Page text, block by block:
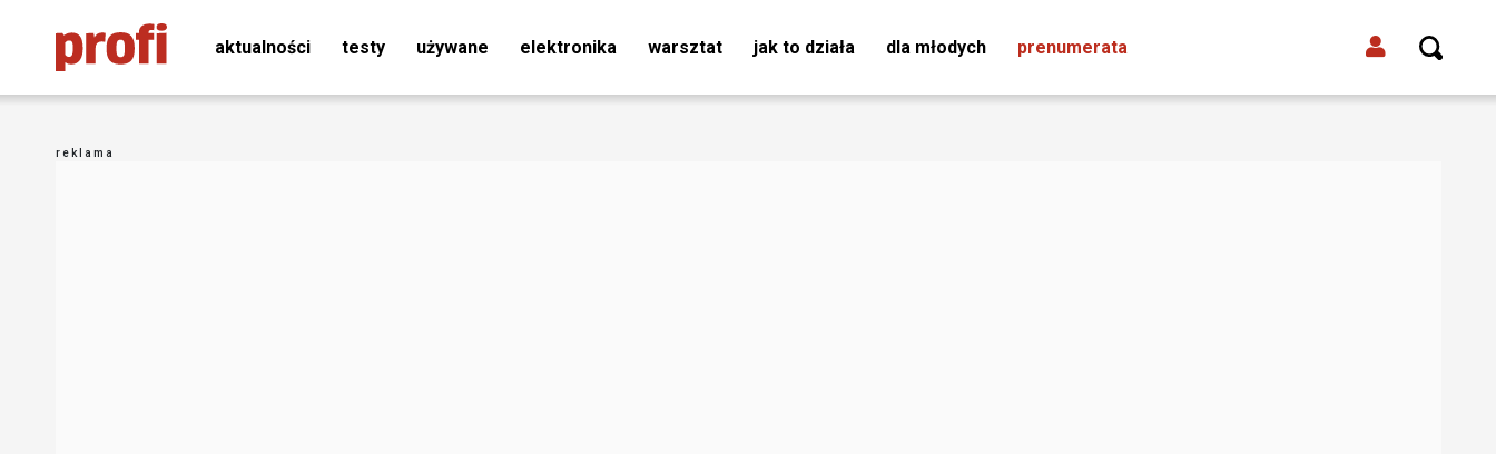
aktualności testy używane elektronika warsztat jak to działa dla młodych prenumerata